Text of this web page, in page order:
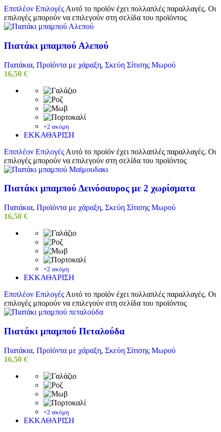
Επιπλέον Επιλογές Αυτό το προϊόν έχει πολλαπλές παραλλαγές. Οι
επιλογές μπορούν να επιλεγούν στη σελίδα του προϊόντος
Πιατάκι μπαμπού Αλεπού
Πιατάκια, Προϊόντα με χάραξη, Σκεύη Σίτισης Μωρού
16,50 €
+2 ακόμη
ΕΚΚΑΘΑΡΙΣΗ
Επιπλέον Επιλογές Αυτό το προϊόν έχει πολλαπλές παραλλαγές. Οι
επιλογές μπορούν να επιλεγούν στη σελίδα του προϊόντος
Πιατάκι μπαμπού Δεινόσαυρος με 2 χωρίσματα
Πιατάκια, Προϊόντα με χάραξη, Σκεύη Σίτισης Μωρού
16,50 €
+2 ακόμη
ΕΚΚΑΘΑΡΙΣΗ
Επιπλέον Επιλογές Αυτό το προϊόν έχει πολλαπλές παραλλαγές. Οι
επιλογές μπορούν να επιλεγούν στη σελίδα του προϊόντος
Πιατάκι μπαμπού Πεταλούδα
Πιατάκια, Προϊόντα με χάραξη, Σκεύη Σίτισης Μωρού
16,50 €
+2 ακόμη
ΕΚΚΑΘΑΡΙΣΗ